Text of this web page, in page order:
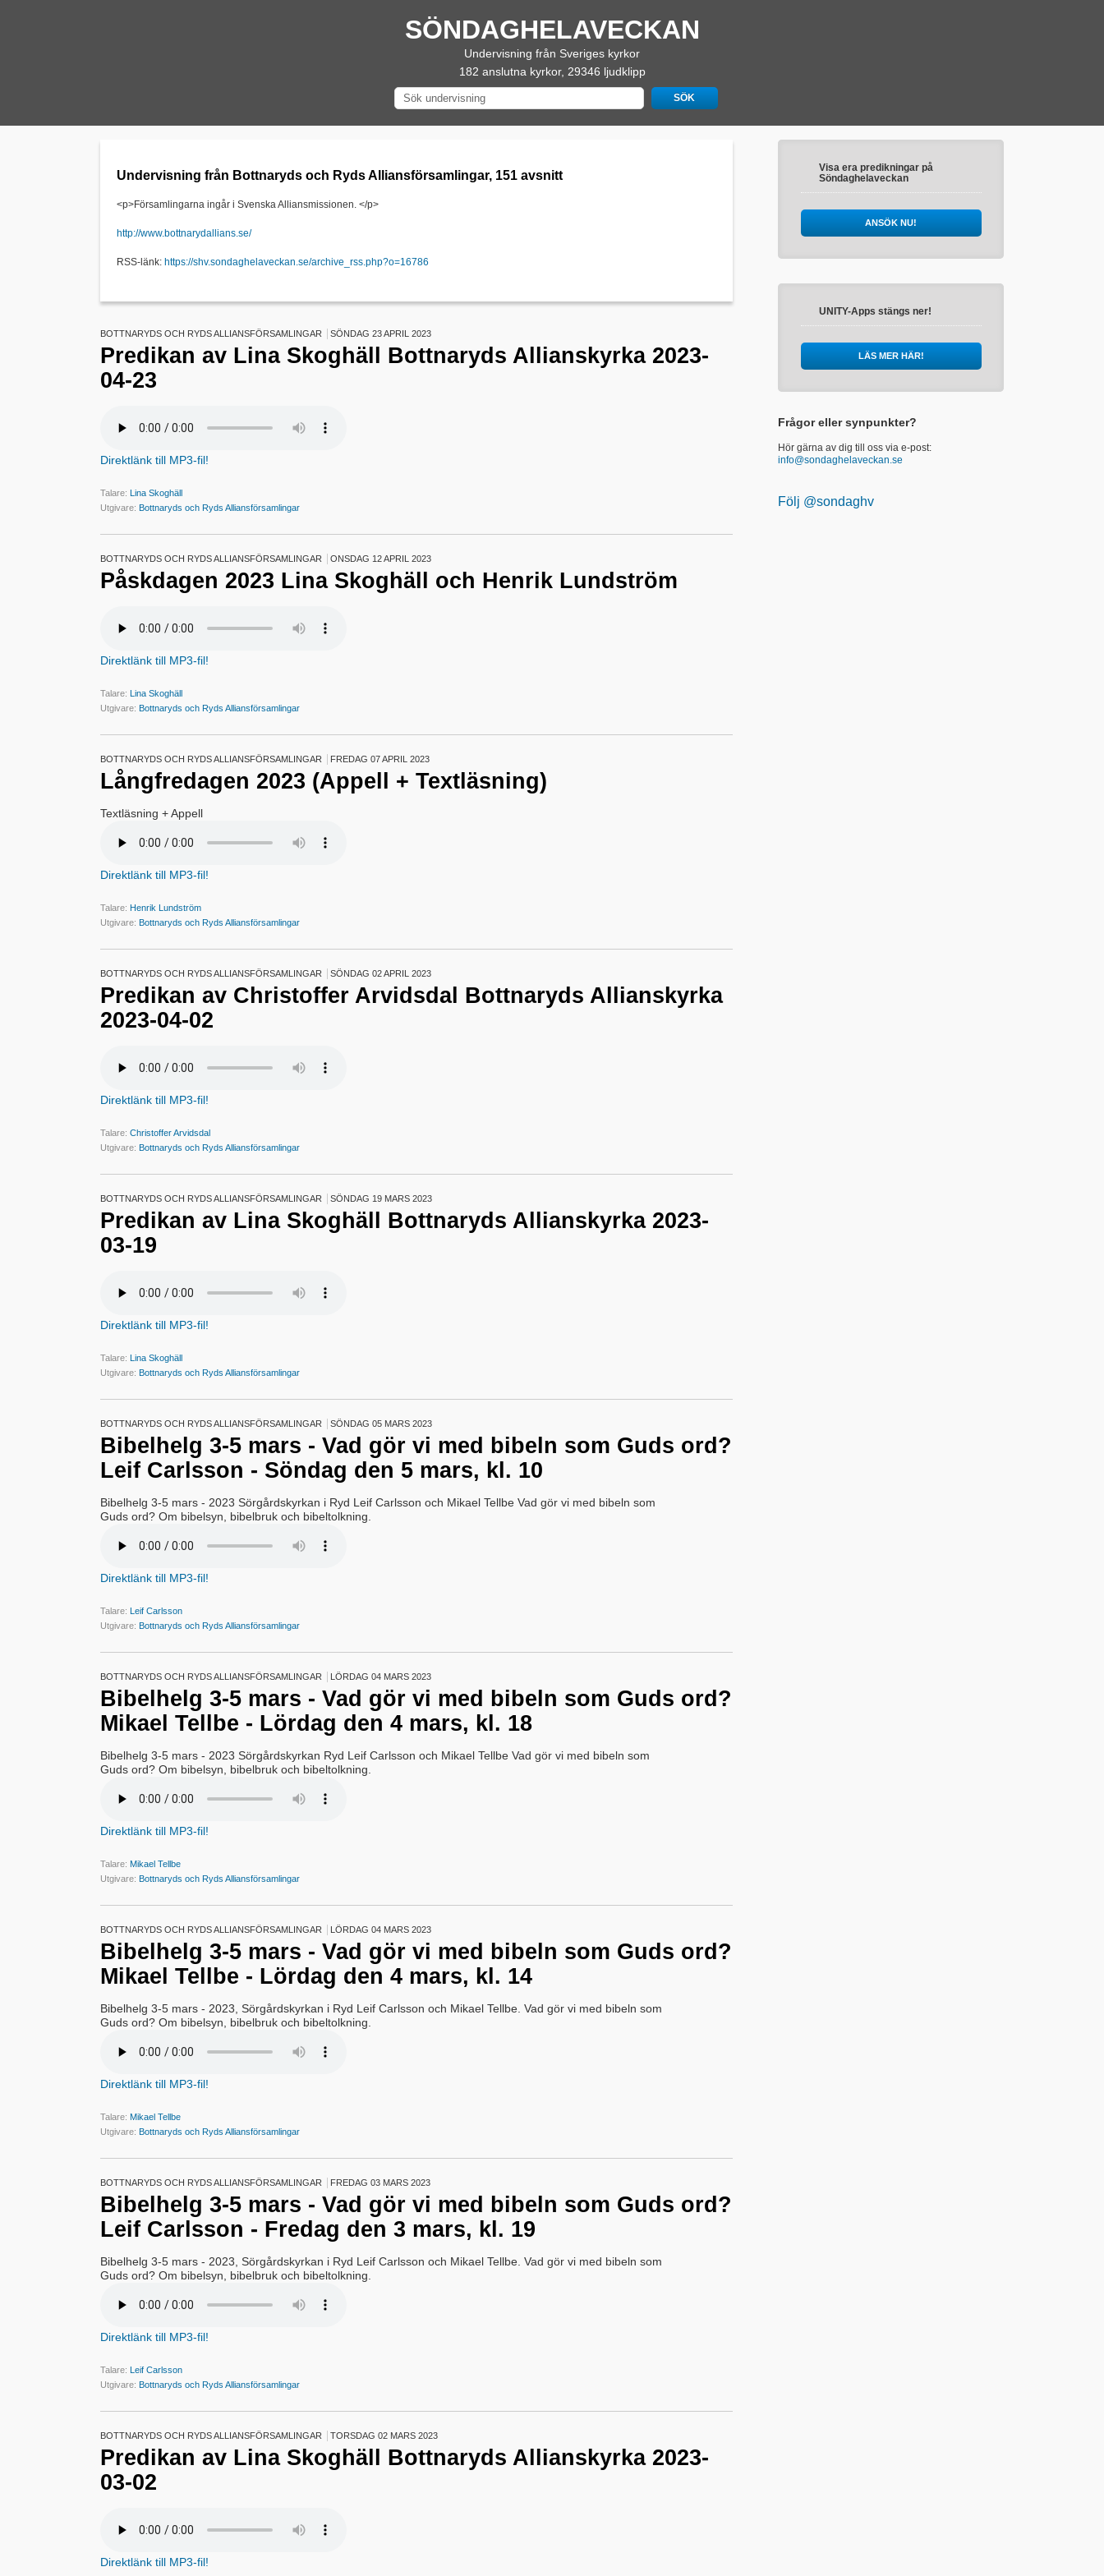
SÖNDAGHELAVECKAN
Undervisning från Sveriges kyrkor
182 anslutna kyrkor, 29346 ljudklipp
Undervisning från Bottnaryds och Ryds Alliansförsamlingar, 151 avsnitt
<p>Församlingarna ingår i Svenska Alliansmissionen. </p>
http://www.bottnarydallians.se/
RSS-länk: https://shv.sondaghelaveckan.se/archive_rss.php?o=16786
BOTTNARYDS OCH RYDS ALLIANSFÖRSAMLINGAR SÖNDAG 23 APRIL 2023
Predikan av Lina Skoghäll Bottnaryds Allianskyrka 2023-
04-23
Direktlänk till MP3-fil!
Talare: Lina Skoghäll
Utgivare: Bottnaryds och Ryds Alliansförsamlingar
BOTTNARYDS OCH RYDS ALLIANSFÖRSAMLINGAR ONSDAG 12 APRIL 2023
Påskdagen 2023 Lina Skoghäll och Henrik Lundström
Direktlänk till MP3-fil!
Talare: Lina Skoghäll
Utgivare: Bottnaryds och Ryds Alliansförsamlingar
BOTTNARYDS OCH RYDS ALLIANSFÖRSAMLINGAR FREDAG 07 APRIL 2023
Långfredagen 2023 (Appell + Textläsning)
Textläsning + Appell
Direktlänk till MP3-fil!
Talare: Henrik Lundström
Utgivare: Bottnaryds och Ryds Alliansförsamlingar
BOTTNARYDS OCH RYDS ALLIANSFÖRSAMLINGAR SÖNDAG 02 APRIL 2023
Predikan av Christoffer Arvidsdal Bottnaryds Allianskyrka
2023-04-02
Direktlänk till MP3-fil!
Talare: Christoffer Arvidsdal
Utgivare: Bottnaryds och Ryds Alliansförsamlingar
BOTTNARYDS OCH RYDS ALLIANSFÖRSAMLINGAR SÖNDAG 19 MARS 2023
Predikan av Lina Skoghäll Bottnaryds Allianskyrka 2023-
03-19
Direktlänk till MP3-fil!
Talare: Lina Skoghäll
Utgivare: Bottnaryds och Ryds Alliansförsamlingar
BOTTNARYDS OCH RYDS ALLIANSFÖRSAMLINGAR SÖNDAG 05 MARS 2023
Bibelhelg 3-5 mars - Vad gör vi med bibeln som Guds ord?
Leif Carlsson - Söndag den 5 mars, kl. 10
Bibelhelg 3-5 mars - 2023 Sörgårdskyrkan i Ryd Leif Carlsson och Mikael Tellbe Vad gör vi med bibeln som
Guds ord? Om bibelsyn, bibelbruk och bibeltolkning.
Direktlänk till MP3-fil!
Talare: Leif Carlsson
Utgivare: Bottnaryds och Ryds Alliansförsamlingar
BOTTNARYDS OCH RYDS ALLIANSFÖRSAMLINGAR LÖRDAG 04 MARS 2023
Bibelhelg 3-5 mars - Vad gör vi med bibeln som Guds ord?
Mikael Tellbe - Lördag den 4 mars, kl. 18
Bibelhelg 3-5 mars - 2023 Sörgårdskyrkan Ryd Leif Carlsson och Mikael Tellbe Vad gör vi med bibeln som
Guds ord? Om bibelsyn, bibelbruk och bibeltolkning.
Direktlänk till MP3-fil!
Talare: Mikael Tellbe
Utgivare: Bottnaryds och Ryds Alliansförsamlingar
BOTTNARYDS OCH RYDS ALLIANSFÖRSAMLINGAR LÖRDAG 04 MARS 2023
Bibelhelg 3-5 mars - Vad gör vi med bibeln som Guds ord?
Mikael Tellbe - Lördag den 4 mars, kl. 14
Bibelhelg 3-5 mars - 2023, Sörgårdskyrkan i Ryd Leif Carlsson och Mikael Tellbe. Vad gör vi med bibeln som
Guds ord? Om bibelsyn, bibelbruk och bibeltolkning.
Direktlänk till MP3-fil!
Talare: Mikael Tellbe
Utgivare: Bottnaryds och Ryds Alliansförsamlingar
BOTTNARYDS OCH RYDS ALLIANSFÖRSAMLINGAR FREDAG 03 MARS 2023
Bibelhelg 3-5 mars - Vad gör vi med bibeln som Guds ord?
Leif Carlsson - Fredag den 3 mars, kl. 19
Bibelhelg 3-5 mars - 2023, Sörgårdskyrkan i Ryd Leif Carlsson och Mikael Tellbe. Vad gör vi med bibeln som
Guds ord? Om bibelsyn, bibelbruk och bibeltolkning.
Direktlänk till MP3-fil!
Talare: Leif Carlsson
Utgivare: Bottnaryds och Ryds Alliansförsamlingar
BOTTNARYDS OCH RYDS ALLIANSFÖRSAMLINGAR TORSDAG 02 MARS 2023
Predikan av Lina Skoghäll Bottnaryds Allianskyrka 2023-
03-02
Direktlänk till MP3-fil!
Visa era predikningar på
Söndaghelaveckan
ANSÖK NU!
UNITY-Apps stängs ner!
LÄS MER HÄR!
Frågor eller synpunkter?
Hör gärna av dig till oss via e-post:
info@sondaghelaveckan.se
Följ @sondaghv